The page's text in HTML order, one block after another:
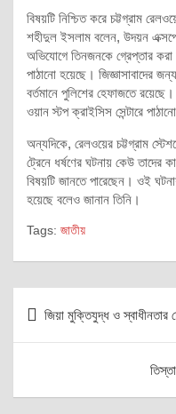
বিষয়টি নিশ্চিত করে চট্টগ্রাম
শহীদুল ইসলাম বলেন, উদয়ন
অভিযোগে তিনজনকে গ্রেপ্তার করা
পাঠানো হয়েছে। জিজ্ঞাসাবাদের
বর্তমানে পুলিশের হেফাজতে
ওয়ান স্টপ ক্রাইসিস সেন্টারে
অন্যদিকে, রেলওয়ের চট্টগ্রাম
ট্রেনে ধর্ষণের ঘটনায় কেউ
বিষয়টি জানতে পারেছেন। ওই
হয়েছে বলেও জানান তিনি।
Tags: জাতীয়
navigation
জিয়া মুক্তিযুদ্ধ ও স্বাধীনতার